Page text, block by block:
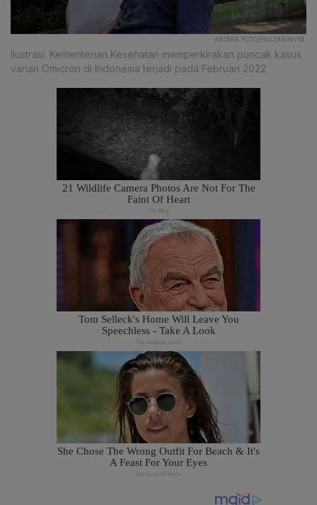
ANTARA FOTO/FAUZAN/NYM.
Ilustrasi. Kementerian Kesehatan memperkirakan puncak kasus
varian Omicron di Indonesia terjadi pada Februari 2022.